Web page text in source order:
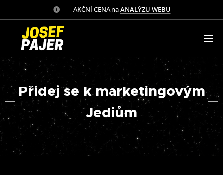
✅ AKČNÍ CENA naANALÝZU WEBU
Přidej se k marketingovým
Jediům